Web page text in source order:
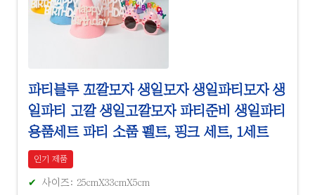
파티블루 꼬깔모자 생일모자 생일파티모자 생
일파티 고깔 생일고깔모자 파티준비 생일파티
용품세트 파티 소품 펠트, 핑크 세트, 1세트
인기 제품
사이즈: 25cmX33cmX5cm